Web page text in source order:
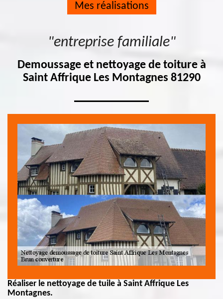
Mes réalisations
"entreprise familiale"
Demoussage et nettoyage de toiture à
Saint Affrique Les Montagnes 81290
Réaliser le nettoyage de tuile à Saint Affrique Les
Montagnes.